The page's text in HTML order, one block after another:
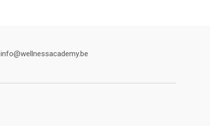
info@wellnessacademy.be